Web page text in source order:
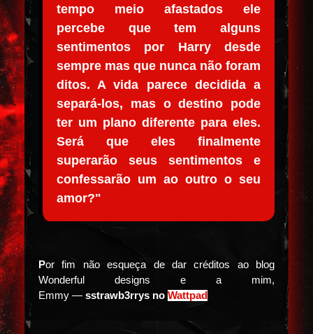
tempo meio afastados ele
percebe que tem alguns
sentimentos por Harry desde
sempre mas que nunca não foram
ditos. A vida parece decidida a
separá-los, mas o destino pode
ter um plano diferente para eles.
Será que eles finalmente
superarão seus sentimentos e
confessarão um ao outro o seu
amor?"
Por fim não esqueça de dar créditos ao blog
Wonderful designs e a mim,
Emmy — sstrawb3rrys no Wattpad